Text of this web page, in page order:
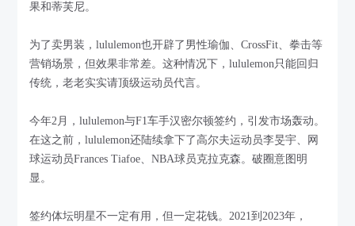
果和蒂芙尼。
为了卖男装，lululemon也开辟了男性瑜伽、CrossFit、拳击等
营销场景，但效果非常差。这种情况下，lululemon只能回归
传统，老老实实请顶级运动员代言。
今年2月，lululemon与F1车手汉密尔顿签约，引发市场轰动。
在这之前，lululemon还陆续拿下了高尔夫运动员李旻宇、网
球运动员Frances Tiafoe、NBA球员克拉克森。破圈意图明
显。
签约体坛明星不一定有用，但一定花钱。2021到2023年，